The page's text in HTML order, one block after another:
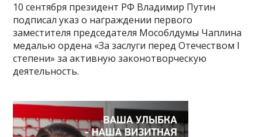
10 сентября президент РФ Владимир Путин
подписал указ о награждении первого
заместителя председателя Мособлдумы Чаплина
медалью ордена «За заслуги перед Отечеством I
степени» за активную законотворческую
деятельность.